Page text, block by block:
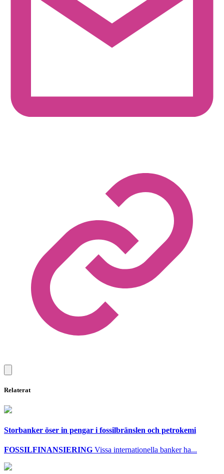
Relaterat
Storbanker öser in pengar i fossilbränslen och petrokemi
FOSSILFINANSIERING Vissa internationella banker ha...